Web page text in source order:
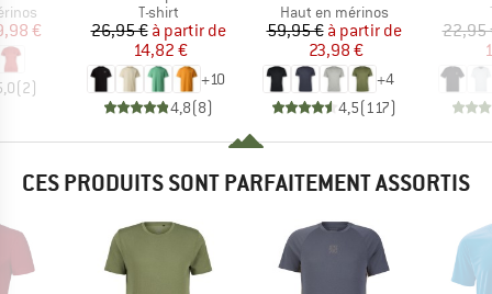
réduit
€
(2)
Product group
T-shirt
Prix
26,95 € Prix réduit
à partir de
14,82 €
+10
4,8(8)
Product group
Haut en mérinos
Prix
59,95 € Prix réduit
à partir de
23,98 €
+4
4,5(117)
22,95
CES PRODUITS SONT PARFAITEMENT ASSORTIS